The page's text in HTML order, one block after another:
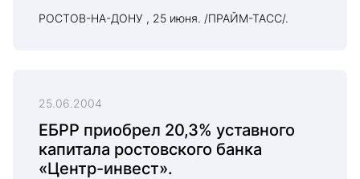
РОСТОВ-НА-ДОНУ , 25 июня. /ПРАЙМ-ТАСС/.
25.06.2004
ЕБРР приобрел 20,3% уставного
капитала ростовского банка
«Центр-инвест».